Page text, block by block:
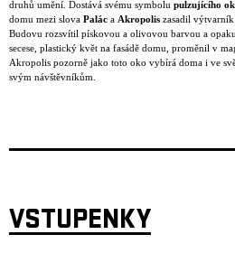
druhů umění. Dostává svému symbolu pulzujícího
domu mezi slova Palác a Akropolis zasadil výtvarník
Budovu rozsvítil pískovou a olivovou barvou a
secese, plastický květ na fasádě domu, proměnil v
Akropolis pozorně jako toto oko vybírá doma i ve
svým návštěvníkům.
VSTUPENKY